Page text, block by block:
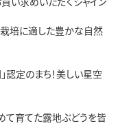
栽培に適した豊かな自然
認定のまち！美しい星空
て育てた露地ぶどうを皆